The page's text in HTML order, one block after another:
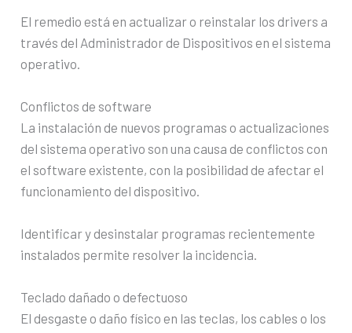
El remedio está en actualizar o reinstalar los drivers a
través del Administrador de Dispositivos en el sistema
operativo.
Conflictos de software
La instalación de nuevos programas o actualizaciones
del sistema operativo son una causa de conflictos con
el software existente, con la posibilidad de afectar el
funcionamiento del dispositivo.
Identificar y desinstalar programas recientemente
instalados permite resolver la incidencia.
Teclado dañado o defectuoso
El desgaste o daño físico en las teclas, los cables o los